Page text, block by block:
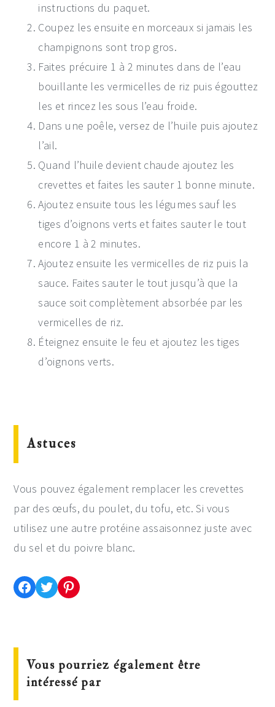
instructions du paquet.
Coupez les ensuite en morceaux si jamais les
champignons sont trop gros.
Faites précuire 1 à 2 minutes dans de l’eau
bouillante les vermicelles de riz puis égouttez
les et rincez les sous l’eau froide.
Dans une poêle, versez de l’huile puis ajoutez
l’ail.
Quand l’huile devient chaude ajoutez les
crevettes et faites les sauter 1 bonne minute.
Ajoutez ensuite tous les légumes sauf les
tiges d’oignons verts et faites sauter le tout
encore 1 à 2 minutes.
Ajoutez ensuite les vermicelles de riz puis la
sauce. Faites sauter le tout jusqu’à que la
sauce soit complètement absorbée par les
vermicelles de riz.
Éteignez ensuite le feu et ajoutez les tiges
d’oignons verts.
Astuces
Vous pouvez également remplacer les crevettes
par des œufs, du poulet, du tofu, etc. Si vous
utilisez une autre protéine assaisonnez juste avec
du sel et du poivre blanc.
Partager cette recette sur Facebook
Partager cette recette sur TwitterEnregistrer cette recette sur Pinterest
Vous pourriez également être
intéressé par